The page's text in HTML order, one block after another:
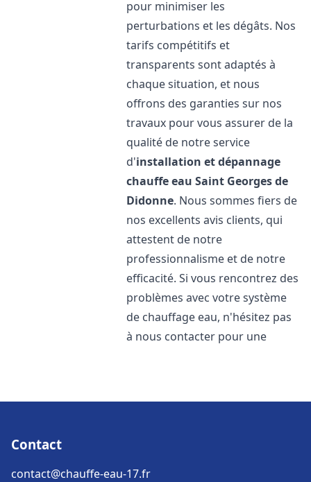
pour minimiser les
perturbations et les dégâts. Nos
tarifs compétitifs et
transparents sont adaptés à
chaque situation, et nous
offrons des garanties sur nos
travaux pour vous assurer de la
qualité de notre service
d'installation et dépannage
chauffe eau Saint Georges de
Didonne. Nous sommes fiers de
nos excellents avis clients, qui
attestent de notre
professionnalisme et de notre
efficacité. Si vous rencontrez des
problèmes avec votre système
de chauffage eau, n'hésitez pas
à nous contacter pour une
Contact
contact@chauffe-eau-17.fr